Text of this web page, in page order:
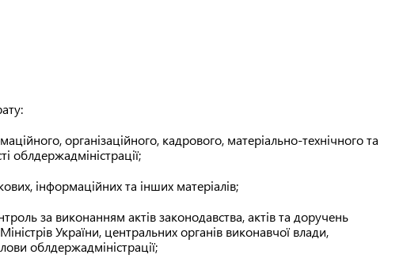
організаційного, кадрового, матеріально-технічного та
облдержадміністрації;
інформаційних та інших матеріалів;
за виконанням актів законодавства, актів та доручень
України, центральних органів виконавчої влади,
облдержадміністрації;